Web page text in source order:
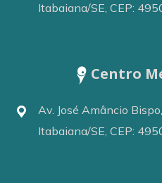
Itabaiana/SE, CEP:
Centro
Av. José Amâncio
Itabaiana/SE, CEP: